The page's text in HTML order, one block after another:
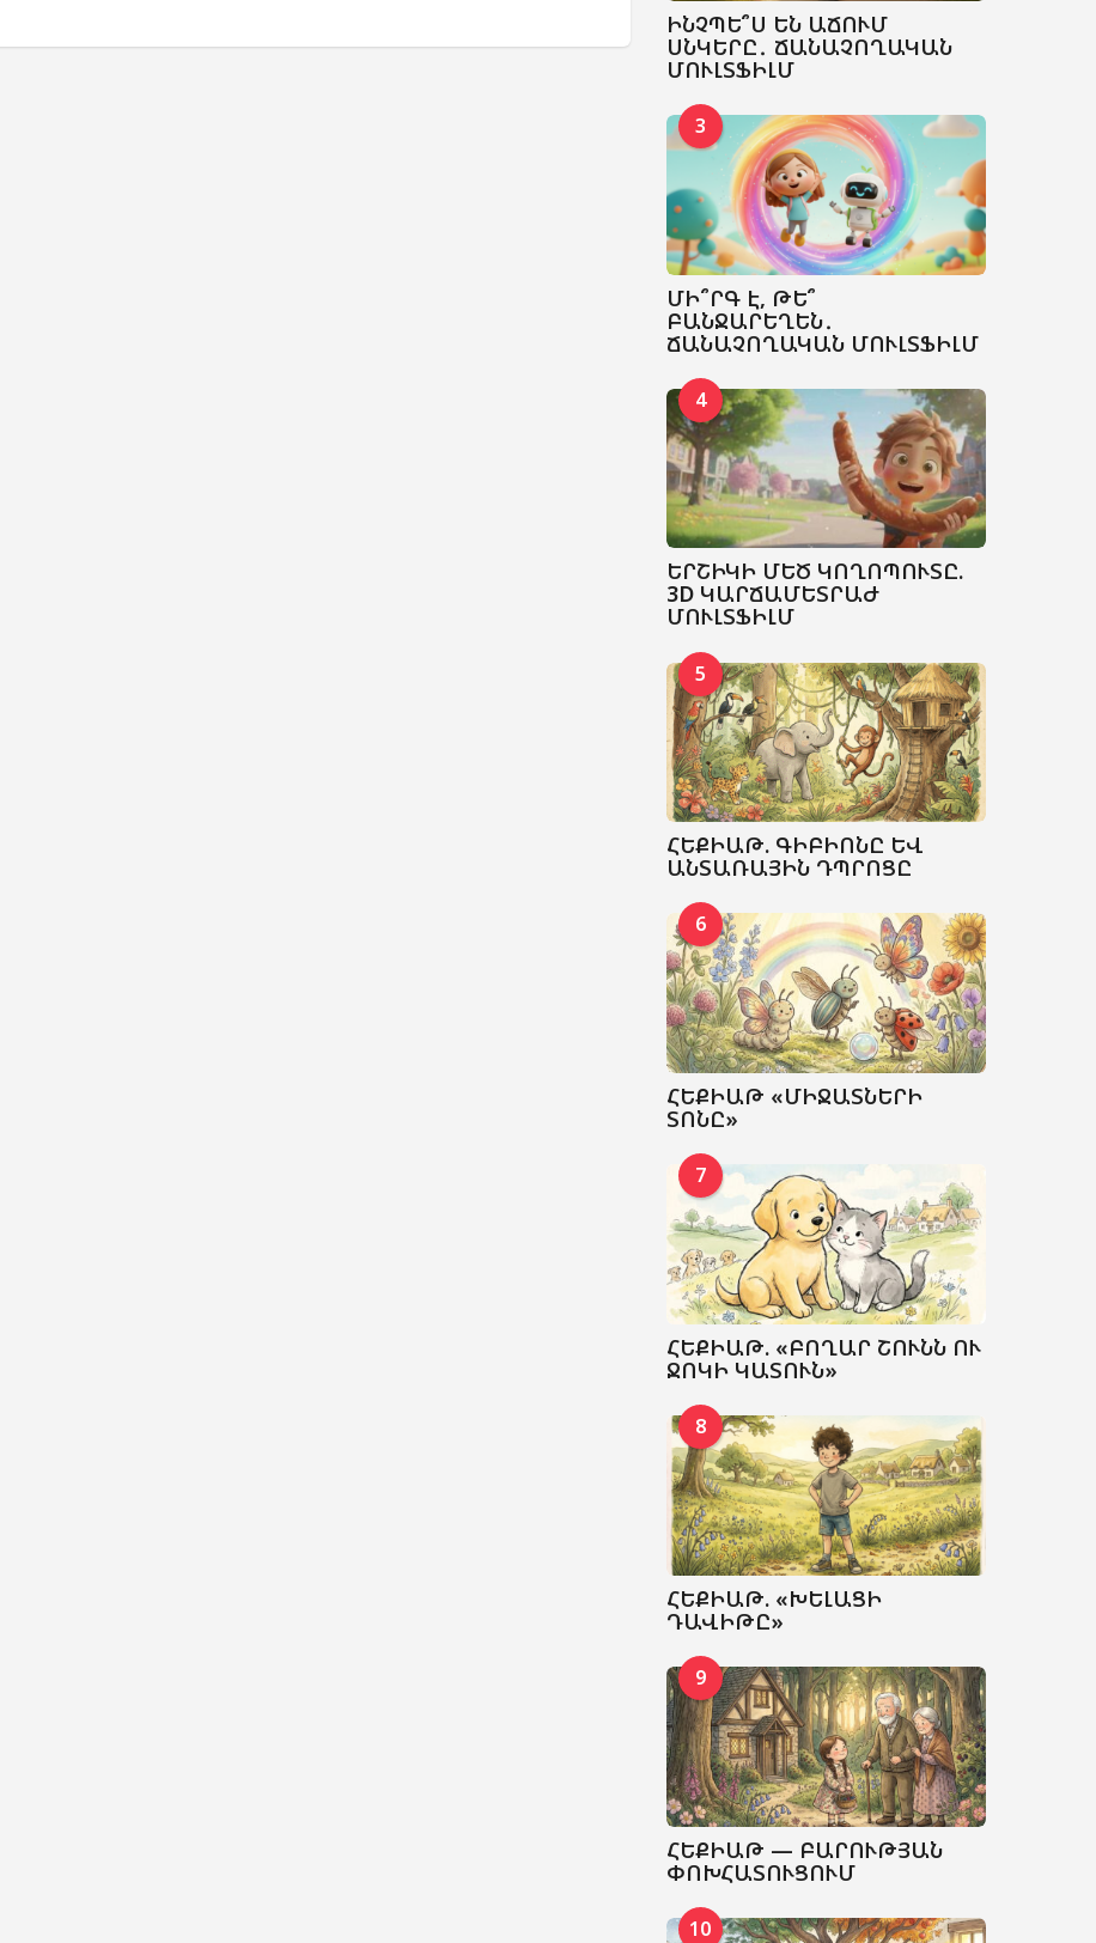
ԻՆՉՊԵ՞Ս ԵՆ ԱՃՈՒՄ
ՍՆԿԵՐԸ․ ՃԱՆԱՉՈՂԱԿԱՆ
ՄՈՒԼՏՖԻԼՄ
3
ՄԻ՞ՐԳ Է, ԹԵ՞
ԲԱՆՋԱՐԵՂԵՆ․
ՃԱՆԱՉՈՂԱԿԱՆ ՄՈՒԼՏՖԻԼՄ
4
ԵՐՇԻԿԻ ՄԵԾ ԿՈՂՈՊՈՒՏԸ.
3D ԿԱՐՃԱՄԵՏՐԱԺ
ՄՈՒԼՏՖԻԼՄ
5
ՀԵՔԻԱԹ. ԳԻԲԻՈՆԸ ԵՎ
ԱՆՏԱՌԱՅԻՆ ԴՊՐՈՑԸ
6
ՀԵՔԻԱԹ «ՄԻՋԱՏՆԵՐԻ
ՏՈՆԸ»
7
ՀԵՔԻԱԹ. «ԲՈՂԱՐ ՇՈՒՆՆ ՈՒ
ՋՈԿԻ ԿԱՏՈՒՆ»
8
ՀԵՔԻԱԹ. «ԽԵԼԱՑԻ
ԴԱՎԻԹԸ»
9
ՀԵՔԻԱԹ — ԲԱՐՈՒԹՅԱՆ
ՓՈԽՀԱՏՈՒՑՈՒՄ
10